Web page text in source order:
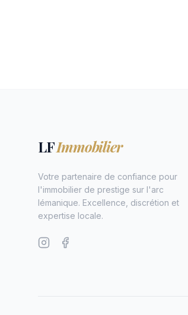
LFImmobilier
Votre partenaire de confiance pour
l'immobilier de prestige sur l'arc
lémanique. Excellence, discrétion et
expertise locale.